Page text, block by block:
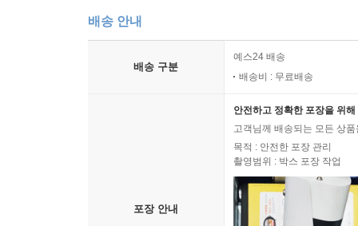
배송 안내
배송 구분
예스24 배송
배송비 : 무료배송
포장 안내
안전하고 정확한 포장을 위
고객님께 배송되는 모든 상
목적 : 안전한 포장 관리
촬영범위 : 박스 포장 작업